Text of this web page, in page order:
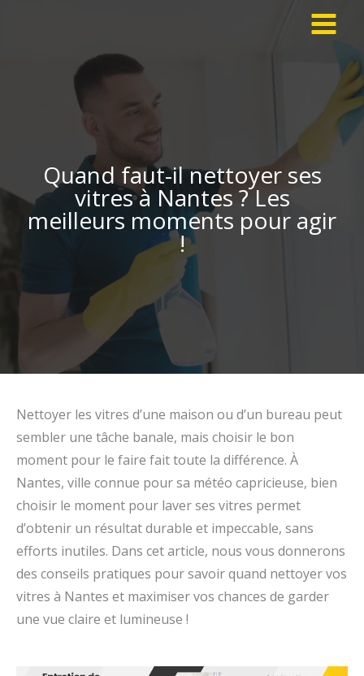
Quand faut-il nettoyer ses
vitres à Nantes ? Les
meilleurs moments pour agir
!
Nettoyer les vitres d’une maison ou d’un bureau peut
sembler une tâche banale, mais choisir le bon
moment pour le faire fait toute la différence. À
Nantes, ville connue pour sa météo capricieuse, bien
choisir le moment pour laver ses vitres permet
d’obtenir un résultat durable et impeccable, sans
efforts inutiles. Dans cet article, nous vous donnerons
des conseils pratiques pour savoir quand nettoyer vos
vitres à Nantes et maximiser vos chances de garder
une vue claire et lumineuse !